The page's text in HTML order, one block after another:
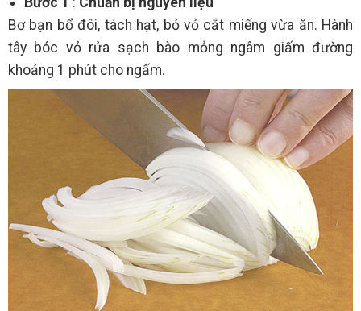
Bơ bạn bổ đôi, tách hạt, bỏ vỏ cắt miếng vừa ăn. Hành
tây bóc vỏ rửa sạch bào mỏng ngâm giấm đường
khoảng 1 phút cho ngấm.